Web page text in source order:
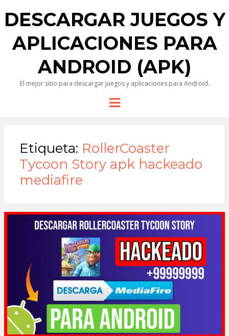
DESCARGAR JUEGOS Y
APLICACIONES PARA
ANDROID (APK)
El mejor sitio para descargar juegos y aplicaciones para Android.
Menu
Etiqueta: RollerCoaster
Tycoon Story apk hackeado
mediafire